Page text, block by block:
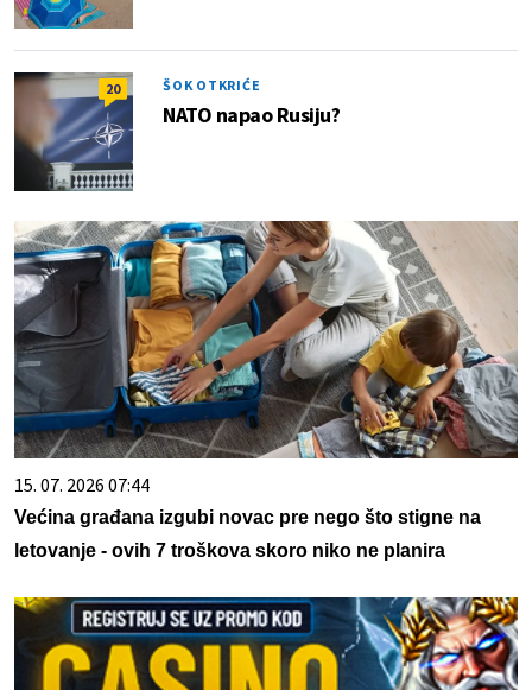
20 ŠOK OTKRIĆE
NATO napao Rusiju?
15. 07. 2026 07:44
Većina građana izgubi novac pre nego što stigne na
letovanje - ovih 7 troškova skoro niko ne planira